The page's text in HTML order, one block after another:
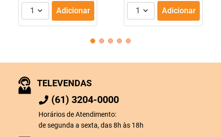
1 Adicionar 1 Adicionar
TELEVENDAS
(61) 3204-0000
Horários de Atendimento:
de segunda a sexta, das 8h às 18h